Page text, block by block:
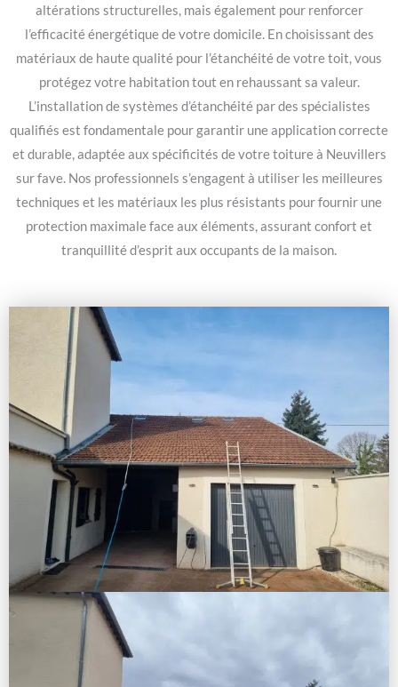
altérations structurelles, mais également pour renforcer
l’efficacité énergétique de votre domicile. En choisissant des
matériaux de haute qualité pour l’étanchéité de votre toit, vous
protégez votre habitation tout en rehaussant sa valeur.
L’installation de systèmes d’étanchéité par des spécialistes
qualifiés est fondamentale pour garantir une application correcte
et durable, adaptée aux spécificités de votre toiture à Neuvillers
sur fave. Nos professionnels s’engagent à utiliser les meilleures
techniques et les matériaux les plus résistants pour fournir une
protection maximale face aux éléments, assurant confort et
tranquillité d’esprit aux occupants de la maison.